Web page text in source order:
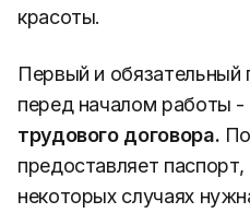
красоты.
Первый и обязательный
перед началом работы -
трудового договора.
предоставляет
некоторых случаях